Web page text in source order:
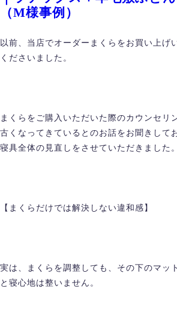
（M様事例）
以前、当店でオーダーまくらをお買い上げ
くださいました。
まくらをご購入いただいた際のカウンセリ
古くなってきているとのお話をお聞きして
寝具全体の見直しをさせていただきました。
【まくらだけでは解決しない違和感】
実は、まくらを調整しても、その下のマッ
と寝心地は整いません。